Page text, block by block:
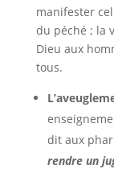
manifester
du péché ; la
Dieu aux
tous.
dit aux
rendre un